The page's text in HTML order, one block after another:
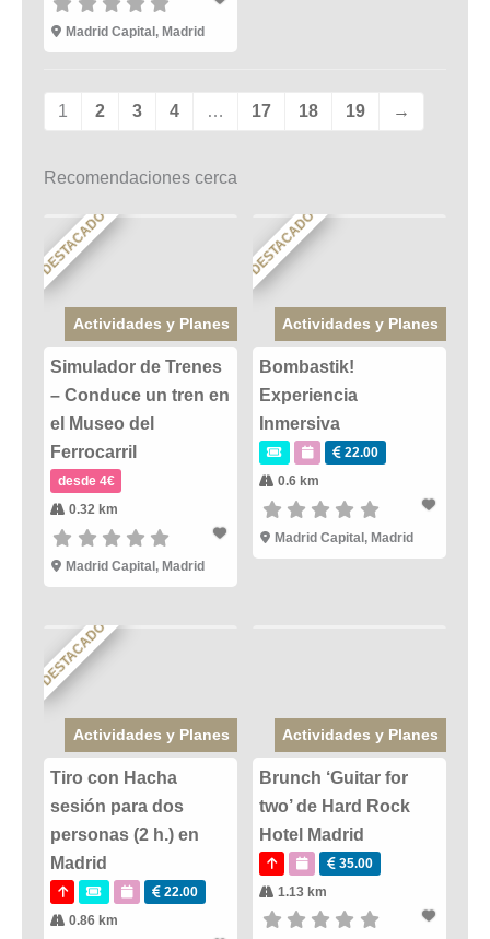
Madrid Capital, Madrid
1 2 3 4 … 17 18 19 →
Recomendaciones cerca
DESTACADO
Actividades y Planes
Simulador de Trenes
– Conduce un tren en
el Museo del
Ferrocarril
desde 4€
0.32 km
Madrid Capital, Madrid
DESTACADO
Actividades y Planes
Bombastik!
Experiencia
Inmersiva
22.00
0.6 km
Madrid Capital, Madrid
DESTACADO
Actividades y Planes
Tiro con Hacha
sesión para dos
personas (2 h.) en
Madrid
22.00
0.86 km
Actividades y Planes
Brunch ‘Guitar for
two’ de Hard Rock
Hotel Madrid
35.00
1.13 km